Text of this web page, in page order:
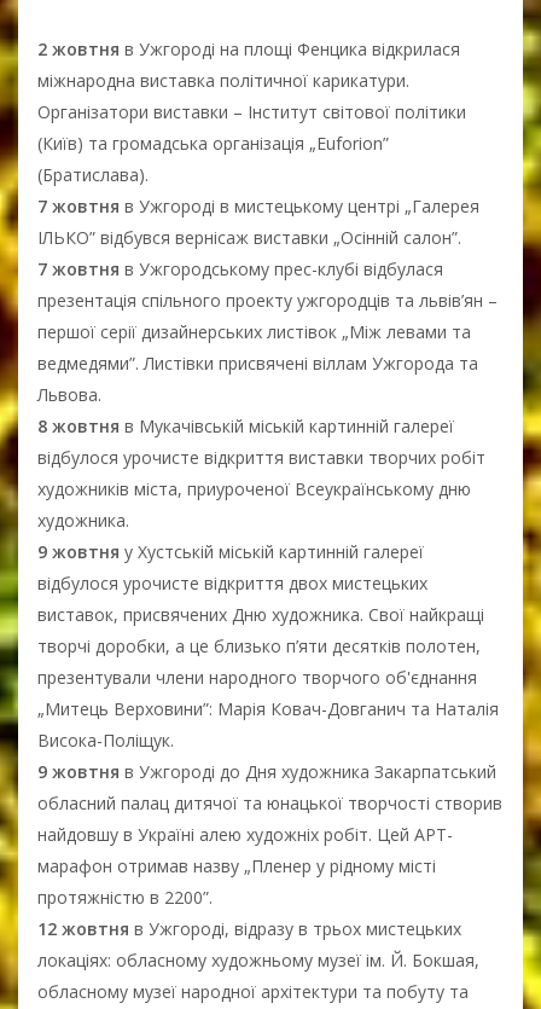
2 жовтня в Ужгороді на площі Фенцика відкрилася
міжнародна виставка політичної карикатури.
Організатори виставки – Інститут світової політики
(Київ) та громадська організація „Euforion”
(Братислава).
7 жовтня в Ужгороді в мистецькому центрі „Галерея
ІЛЬКО” відбувся вернісаж виставки „Осінній салон”.
7 жовтня в Ужгородському прес-клубі відбулася
презентація спільного проекту ужгородців та львів’ян –
першої серії дизайнерських листівок „Між левами та
ведмедями”. Листівки присвячені віллам Ужгорода та
Львова.
8 жовтня в Мукачівській міській картинній галереї
відбулося урочисте відкриття виставки творчих робіт
художників міста, приуроченої Всеукраїнському дню
художника.
9 жовтня у Хустській міській картинній галереї
відбулося урочисте відкриття двох мистецьких
виставок, присвячених Дню художника. Свої найкращі
творчі доробки, а це близько п’яти десятків полотен,
презентували члени народного творчого об'єднання
„Митець Верховини”: Марія Ковач-Довганич та Наталія
Висока-Поліщук.
9 жовтня в Ужгороді до Дня художника Закарпатський
обласний палац дитячої та юнацької творчості створив
найдовшу в Україні алею художніх робіт. Цей АРТ-
марафон отримав назву „Пленер у рідному місті
протяжністю в 2200”.
12 жовтня в Ужгороді, відразу в трьох мистецьких
локаціях: обласному художньому музеї ім. Й. Бокшая,
обласному музеї народної архітектури та побуту та